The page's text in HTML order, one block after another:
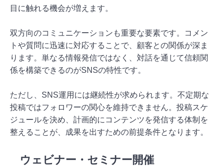
目に触れる機会が増えます。
双方向のコミュニケーションも重要な要素です。コメン
トや質問に迅速に対応することで、顧客との関係が深ま
ります。単なる情報発信ではなく、対話を通じて信頼関
係を構築できるのがSNSの特性です。
ただし、SNS運用には継続性が求められます。不定期な
投稿ではフォロワーの関心を維持できません。投稿スケ
ジュールを決め、計画的にコンテンツを発信する体制を
整えることが、成果を出すための前提条件となります。
ウェビナー・セミナー開催